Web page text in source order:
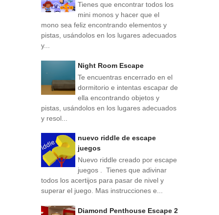
Tienes que encontrar todos los
mini monos y hacer que el
mono sea feliz encontrando elementos y
pistas, usándolos en los lugares adecuados
y...
Night Room Escape
Te encuentras encerrado en el
dormitorio e intentas escapar de
ella encontrando objetos y
pistas, usándolos en los lugares adecuados
y resol...
nuevo riddle de escape
juegos
Nuevo riddle creado por escape
juegos . Tienes que adivinar
todos los acertijos para pasar de nivel y
superar el juego. Mas instrucciones e...
Diamond Penthouse Escape 2